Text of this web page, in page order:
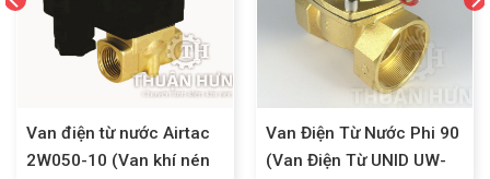
Van điện từ nước Airtac
2W050-10 (Van khí nén
Van Điện Từ Nước Phi 90
(Van Điện Từ UNID UW-